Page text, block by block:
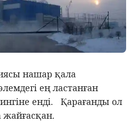
нашар қала
ең ластанған
енді. Қарағанды ол
жайғасқан.